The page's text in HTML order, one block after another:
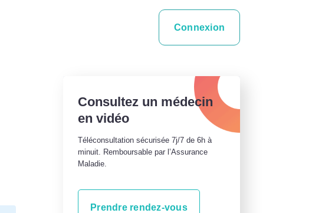
Connexion
Consultez un médecin
en vidéo
Téléconsultation sécurisée 7j/7 de 6h à
minuit. Remboursable par l’Assurance
Maladie.
Prendre rendez-vous